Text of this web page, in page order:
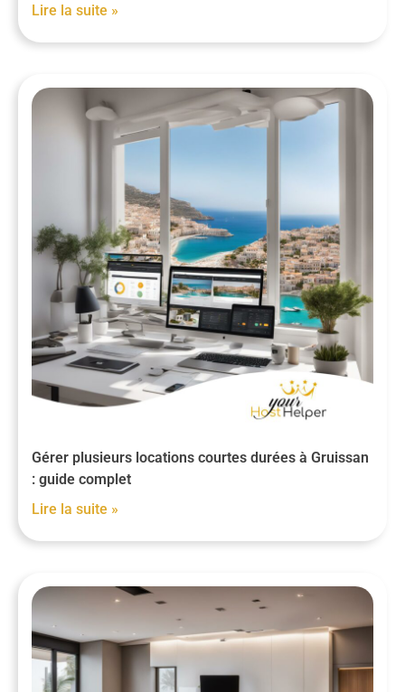
Lire la suite »
Gérer plusieurs locations courtes durées à Gruissan
: guide complet
Lire la suite »